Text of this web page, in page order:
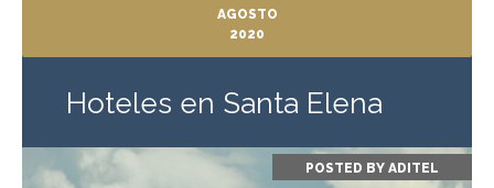
AGOSTO
2020
Hoteles en Santa Elena
POSTED BY ADITEL